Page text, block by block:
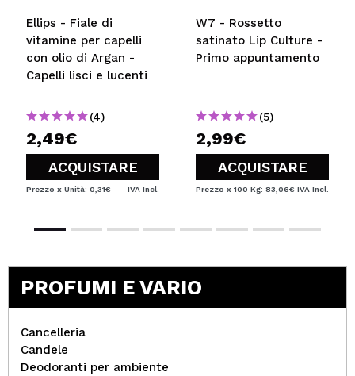
Ellips - Fiale di
vitamine per capelli
con olio di Argan -
Capelli lisci e lucenti
(4)
2,49€
ACQUISTARE
Prezzo x Unità: 0,31€ IVA Incl.
W7 - Rossetto
satinato Lip Culture -
Primo appuntamento
(5)
2,99€
ACQUISTARE
Prezzo x 100 Kg: 83,06€ IVA Incl.
PROFUMI E VARIO
Cancelleria
Candele
Deodoranti per ambiente